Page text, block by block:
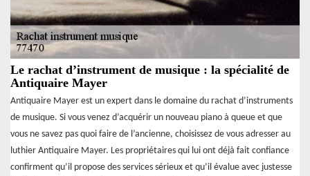
Le rachat d’instrument de musique : la spécialité de
Antiquaire Mayer
Antiquaire Mayer est un expert dans le domaine du rachat d’instruments
de musique. Si vous venez d’acquérir un nouveau piano à queue et que
vous ne savez pas quoi faire de l’ancienne, choisissez de vous adresser au
luthier Antiquaire Mayer. Les propriétaires qui lui ont déjà fait confiance
confirment qu’il propose des services sérieux et qu’il évalue avec justesse